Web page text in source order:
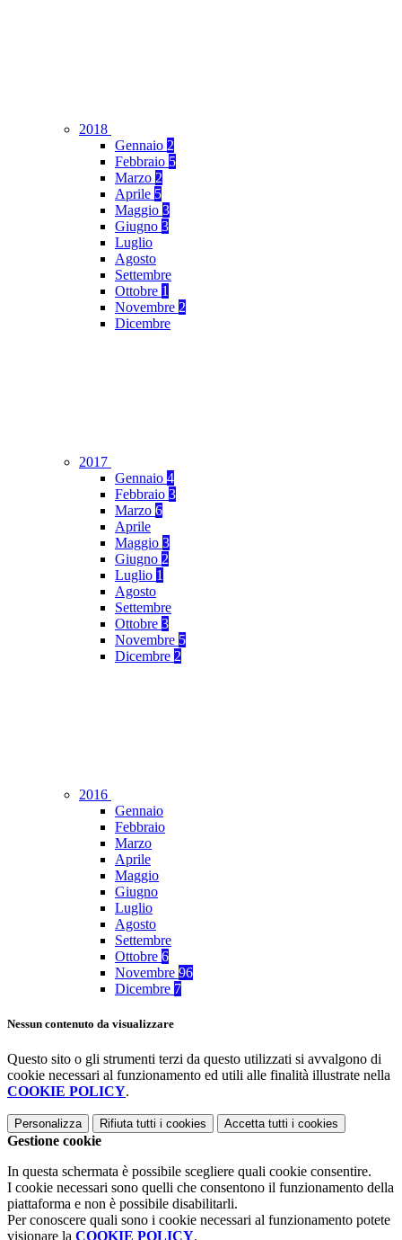
2018
Gennaio 2
Febbraio 5
Marzo 2
Aprile 5
Maggio 3
Giugno 3
Luglio
Agosto
Settembre
Ottobre 1
Novembre 2
Dicembre
2017
Gennaio 4
Febbraio 3
Marzo 6
Aprile
Maggio 3
Giugno 2
Luglio 1
Agosto
Settembre
Ottobre 3
Novembre 5
Dicembre 2
2016
Gennaio
Febbraio
Marzo
Aprile
Maggio
Giugno
Luglio
Agosto
Settembre
Ottobre 6
Novembre 96
Dicembre 7
Nessun contenuto da visualizzare
Questo sito o gli strumenti terzi da questo utilizzati si avvalgono di
cookie necessari al funzionamento ed utili alle finalità illustrate nella
COOKIE POLICY.
Personalizza Rifiuta tutti i cookies Accetta tutti i cookies
Gestione cookie
In questa schermata è possibile scegliere quali cookie consentire.
I cookie necessari sono quelli che consentono il funzionamento della
piattaforma e non è possibile disabilitarli.
Per conoscere quali sono i cookie necessari al funzionamento potete
visionare la COOKIE POLICY.